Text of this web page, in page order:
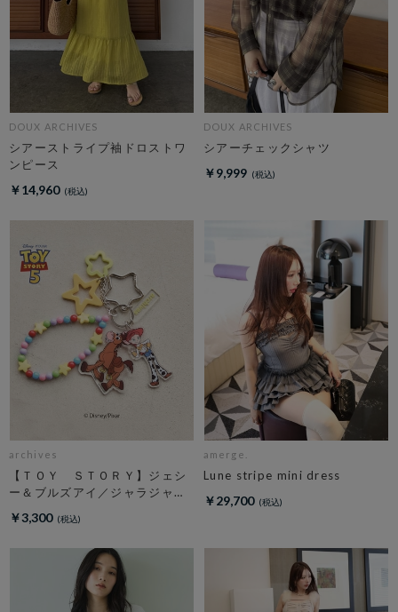
DOUX ARCHIVES
シアーストライプ袖ドロストワ
ンピース
￥14,960
DOUX ARCHIVES
シアーチェックシャツ
￥9,999
archives
【ＴＯＹ ＳＴＯＲＹ】ジェシ
ー＆ブルズアイ／ジャラジャラ
￥3,300
amerge.
Lune stripe mini dress
￥29,700